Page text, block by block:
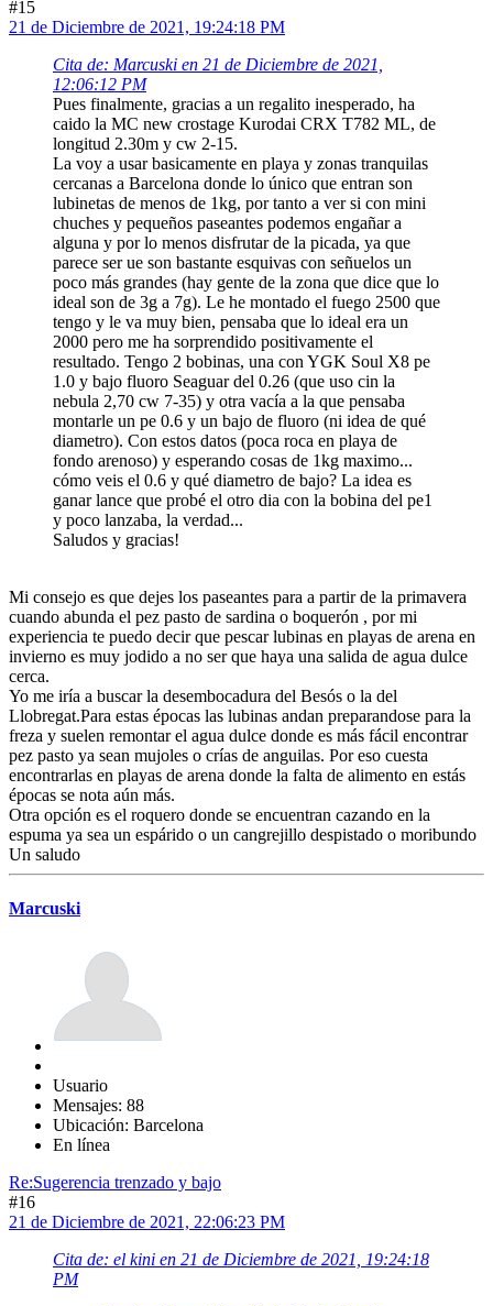
#15
21 de Diciembre de 2021, 19:24:18 PM
Cita de: Marcuski en 21 de Diciembre de 2021,
12:06:12 PM
Pues finalmente, gracias a un regalito inesperado, ha
caido la MC new crostage Kurodai CRX T782 ML, de
longitud 2.30m y cw 2-15.
La voy a usar basicamente en playa y zonas tranquilas
cercanas a Barcelona donde lo único que entran son
lubinetas de menos de 1kg, por tanto a ver si con mini
chuches y pequeños paseantes podemos engañar a
alguna y por lo menos disfrutar de la picada, ya que
parece ser ue son bastante esquivas con señuelos un
poco más grandes (hay gente de la zona que dice que lo
ideal son de 3g a 7g). Le he montado el fuego 2500 que
tengo y le va muy bien, pensaba que lo ideal era un
2000 pero me ha sorprendido positivamente el
resultado. Tengo 2 bobinas, una con YGK Soul X8 pe
1.0 y bajo fluoro Seaguar del 0.26 (que uso cin la
nebula 2,70 cw 7-35) y otra vacía a la que pensaba
montarle un pe 0.6 y un bajo de fluoro (ni idea de qué
diametro). Con estos datos (poca roca en playa de
fondo arenoso) y esperando cosas de 1kg maximo...
cómo veis el 0.6 y qué diametro de bajo? La idea es
ganar lance que probé el otro dia con la bobina del pe1
y poco lanzaba, la verdad...
Saludos y gracias!
Mi consejo es que dejes los paseantes para a partir de la primavera
cuando abunda el pez pasto de sardina o boquerón , por mi
experiencia te puedo decir que pescar lubinas en playas de arena en
invierno es muy jodido a no ser que haya una salida de agua dulce
cerca.
Yo me iría a buscar la desembocadura del Besós o la del
Llobregat.Para estas épocas las lubinas andan preparandose para la
freza y suelen remontar el agua dulce donde es más fácil encontrar
pez pasto ya sean mujoles o crías de anguilas. Por eso cuesta
encontrarlas en playas de arena donde la falta de alimento en estás
épocas se nota aún más.
Otra opción es el roquero donde se encuentran cazando en la
espuma ya sea un espárido o un cangrejillo despistado o moribundo
Un saludo
Marcuski
Usuario
Mensajes: 88
Ubicación: Barcelona
En línea
Re:Sugerencia trenzado y bajo
#16
21 de Diciembre de 2021, 22:06:23 PM
Cita de: el kini en 21 de Diciembre de 2021, 19:24:18
PM